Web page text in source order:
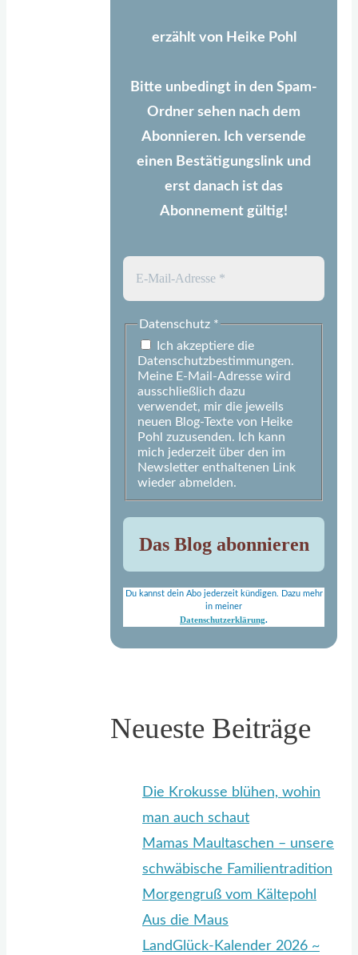
erzählt von Heike Pohl
Bitte unbedingt in den Spam-
Ordner sehen nach dem
Abonnieren. Ich versende
einen Bestätigungslink und
erst danach ist das
Abonnement gültig!
Datenschutz *
Ich akzeptiere die
Datenschutzbestimmungen.
Meine E-Mail-Adresse wird
ausschließlich dazu
verwendet, mir die jeweils
neuen Blog-Texte von Heike
Pohl zuzusenden. Ich kann
mich jederzeit über den im
Newsletter enthaltenen Link
wieder abmelden.
Du kannst dein Abo jederzeit kündigen. Dazu mehr
in meiner
Datenschutzerklärung.
Neueste Beiträge
Die Krokusse blühen, wohin
man auch schaut
Mamas Maultaschen – unsere
schwäbische Familientradition
Morgengruß vom Kältepohl
Aus die Maus
LandGlück-Kalender 2026 ~